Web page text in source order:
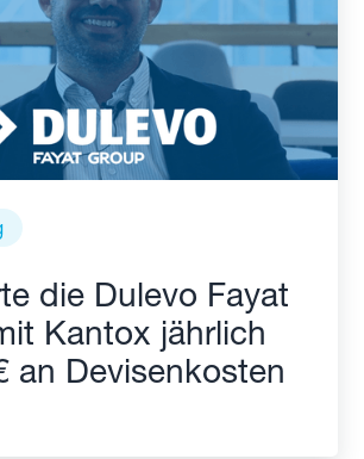
die Dulevo Fayat
Kantox jährlich
an Devisenkosten